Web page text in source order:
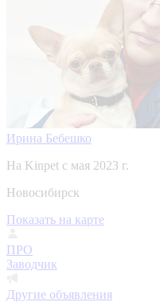
Ирина Бебешко
На Kinpet c мая 2023 г.
Новосибирск
Показать на карте
ПРО
Заводчик
Другие объявления